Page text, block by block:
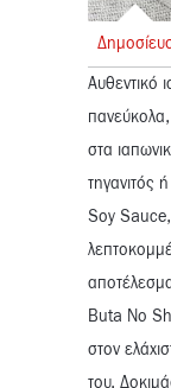
Αυθεντικό
στα
τηγανιτός
Soy
Buta No
στον
του.